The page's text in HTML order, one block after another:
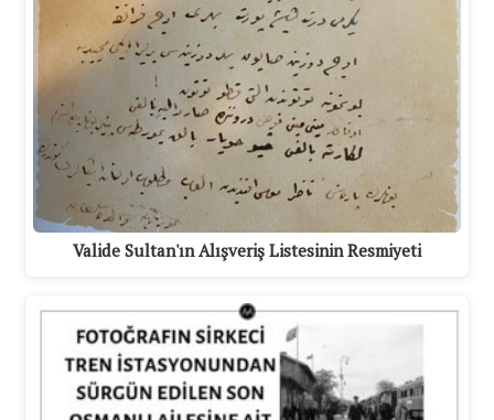
Valide Sultan'ın Alışveriş Listesinin Resmiyeti